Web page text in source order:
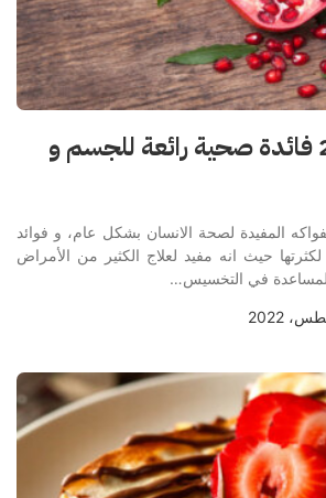
فوائد الرمان: 20 فائدة صحية رائعة للجسم و
المفيدة لصحة الانسان بشكل عام، و فوائد
حيث انه مفيد لعلاج الكثير من الأمراض
في التخسيس…